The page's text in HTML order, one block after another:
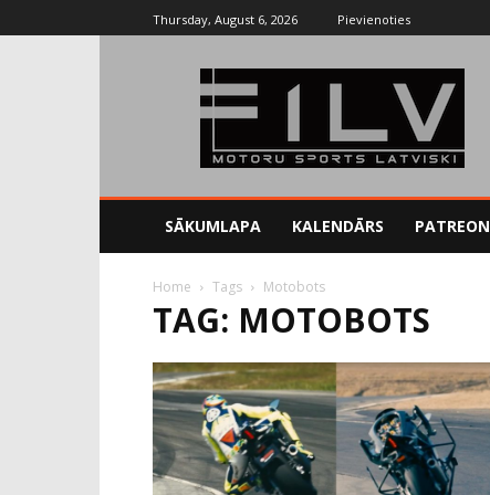
Thursday, August 6, 2026 Pievienoties
SĀKUMLAPA KALENDĀRS PATREON
Home Tags Motobots
TAG: MOTOBOTS